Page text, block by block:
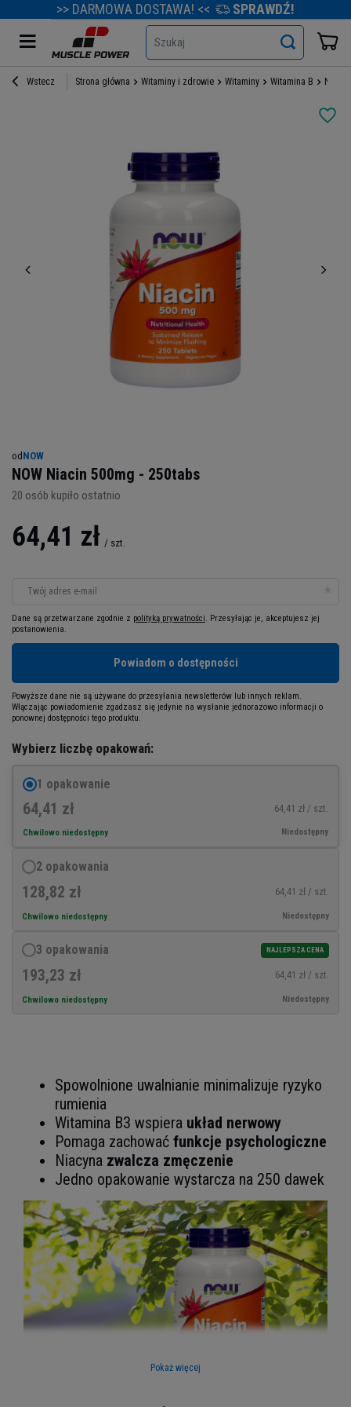
>> DARMOWA DOSTAWA! << SPRAWDŹ!
Szukaj
Wstecz Strona główna Witaminy i zdrowie Witaminy Witamina B NOW
od NOW
NOW Niacin 500mg - 250tabs
20 osób kupiło ostatnio
64,41 zł / szt.
Twój adres e-mail
Dane są przetwarzane zgodnie z polityką prywatności. Przesyłając je, akceptujesz jej
postanowienia.
Powiadom o dostępności
Powyższe dane nie są używane do przesyłania newsletterów lub innych reklam.
Włączając powiadomienie zgadzasz się jedynie na wysłanie jednorazowo informacji o
ponownej dostępności tego produktu.
Wybierz liczbę opakowań:
1 opakowanie
64,41 zł 64,41 zł / szt.
Chwilowo niedostępny Niedostępny
2 opakowania
128,82 zł 64,41 zł / szt.
Chwilowo niedostępny Niedostępny
NAJLEPSZA CENA
3 opakowania
193,23 zł 64,41 zł / szt.
Chwilowo niedostępny Niedostępny
Spowolnione uwalnianie minimalizuje ryzyko
rumienia
Witamina B3 wspiera układ nerwowy
Pomaga zachować funkcje psychologiczne
Niacyna zwalcza zmęczenie
Jedno opakowanie wystarcza na 250 dawek
Pokaż więcej